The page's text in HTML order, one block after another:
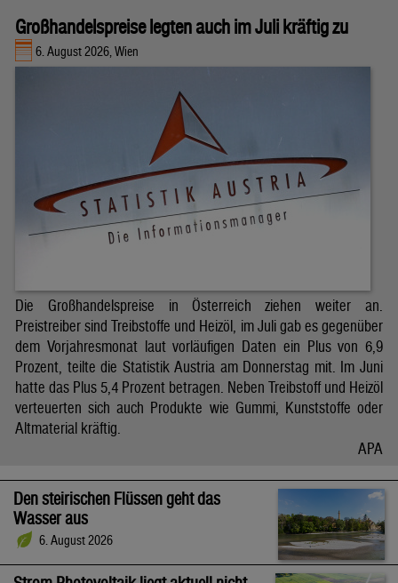
Großhandelspreise legten auch im Juli kräftig zu
6. August 2026, Wien
Die Großhandelspreise in Österreich ziehen weiter an.
Preistreiber sind Treibstoffe und Heizöl, im Juli gab es gegenüber
dem Vorjahresmonat laut vorläufigen Daten ein Plus von 6,9
Prozent, teilte die Statistik Austria am Donnerstag mit. Im Juni
hatte das Plus 5,4 Prozent betragen. Neben Treibstoff und Heizöl
verteuerten sich auch Produkte wie Gummi, Kunststoffe oder
Altmaterial kräftig.
APA
Den steirischen Flüssen geht das
Wasser aus
6. August 2026